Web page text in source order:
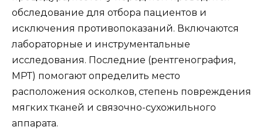
обследование для отбора пациентов и
исключения противопоказаний. Включаются
лабораторные и инструментальные
исследования. Последние (рентгенография,
МРТ) помогают определить место
расположения осколков, степень повреждения
мягких тканей и связочно-сухожильного
аппарата.